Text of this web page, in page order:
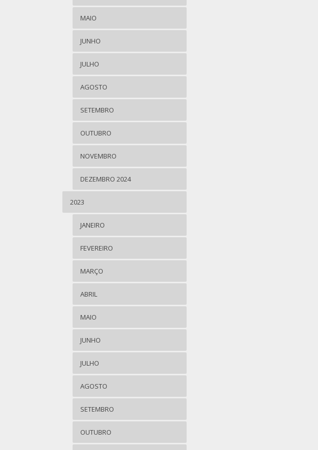
MAIO
JUNHO
JULHO
AGOSTO
SETEMBRO
OUTUBRO
NOVEMBRO
DEZEMBRO 2024
2023
JANEIRO
FEVEREIRO
MARÇO
ABRIL
MAIO
JUNHO
JULHO
AGOSTO
SETEMBRO
OUTUBRO